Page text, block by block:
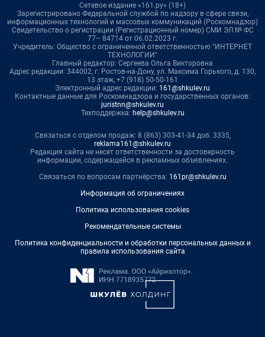
Сетевое издание «161.ру» (18+)
Зарегистрировано Федеральной службой по надзору в сфере связи,
информационных технологий и массовых коммуникаций (Роскомнадзор)
Свидетельство о регистрации (Регистрационный номер) СМИ ЭЛ № ФС
77– 84714 от 06.02.2023 г.
Учредитель: Общество с ограниченной ответственностью "ИНТЕРНЕТ
ТЕХНОЛОГИИ"
Главный редактор: Сергеева Ольга Викторовна
Адрес редакции: 344002, г. Ростов-на-Дону, ул. Максима Горького, д. 130,
13 этаж, +7 (918) 50-50-161
Электронный адрес редакции: 161@shkulev.ru
Контактные данные для Роскомнадзора и государственных органов:
juristnn@shkulev.ru
Техподдержка: help@shkulev.ru
Связаться с отделом продаж: 8 (863) 303-41-34 доб. 3335,
reklama161@shkulev.ru
Редакция сайта не несет ответственности за достоверность
информации, содержащейся в рекламных объявлениях.
Связаться по вопросам партнёрства: 161pr@shkulev.ru
Информация об ограничениях
Политика использования cookies
Рекомендательные системы
Политика конфиденциальности и обработки персональных данных и
правила использования сайта